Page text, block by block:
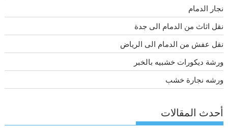
نجار الدمام
نقل اثاث من الدمام الى جدة
نقل عفش من الدمام الى الرياض
ورشة ديكورات خشبيه بالخبر
ورشه نجارة خشب
أحدث المقالات